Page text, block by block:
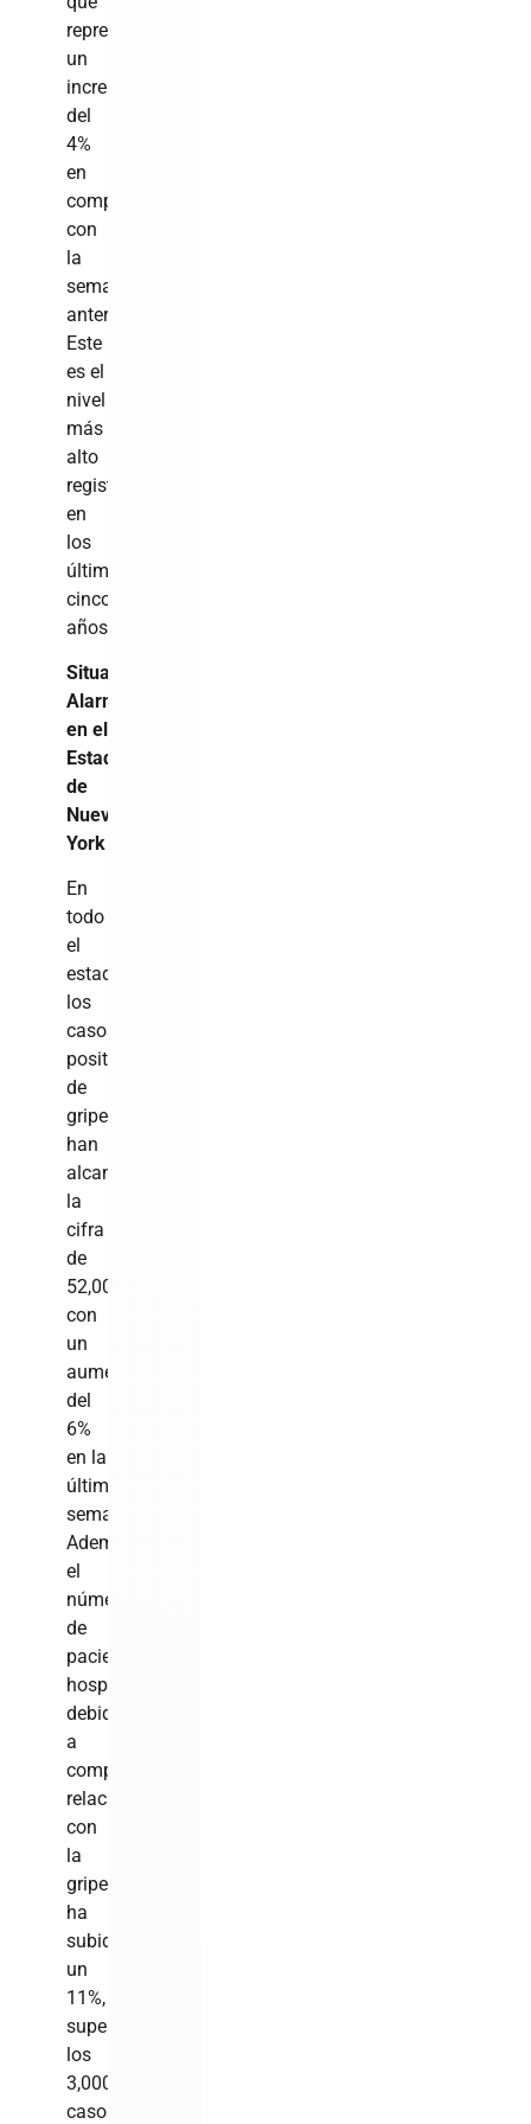
representa
un
incremento
del
4%
en
comparación
con
la
semana
anterior.
Este
es el
nivel
más
alto
registrado
en
los
últimos
cinco
años.
Situación
Alarmante
en el
Estado
de
Nueva
York
En
todo
el
estado,
los
casos
positivos
de
gripe
han
alcanzado
la
cifra
de
52,000,
con
un
aumento
del
6%
en la
última
semana.
Además,
el
número
de
pacientes
hospitalizados
debido
a
complicaciones
relacionadas
con
la
gripe
ha
subido
un
11%,
superando
los
3,000
casos.